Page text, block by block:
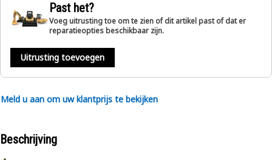
Past het?
Voeg uitrusting toe om te zien of dit artikel past of dat er
reparatieopties beschikbaar zijn.
Uitrusting toevoegen
Meld u aan om uw klantprijs te bekijken
Beschrijving